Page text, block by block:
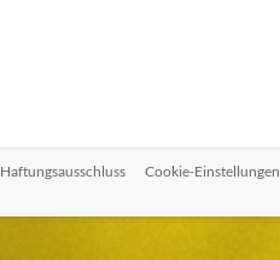
Haftungsausschluss Cookie-Einstellungen